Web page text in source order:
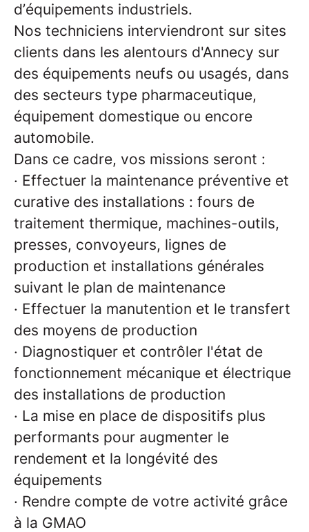
d’équipements industriels.
Nos techniciens interviendront sur sites
clients dans les alentours d'Annecy sur
des équipements neufs ou usagés, dans
des secteurs type pharmaceutique,
équipement domestique ou encore
automobile.
Dans ce cadre, vos missions seront :
· Effectuer la maintenance préventive et
curative des installations : fours de
traitement thermique, machines-outils,
presses, convoyeurs, lignes de
production et installations générales
suivant le plan de maintenance
· Effectuer la manutention et le transfert
des moyens de production
· Diagnostiquer et contrôler l'état de
fonctionnement mécanique et électrique
des installations de production
· La mise en place de dispositifs plus
performants pour augmenter le
rendement et la longévité des
équipements
· Rendre compte de votre activité grâce
à la GMAO